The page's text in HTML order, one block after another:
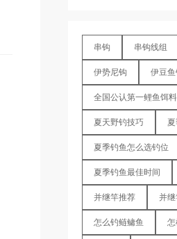
串钩 串钩线组
伊势尼钩 伊豆鱼
全国公认第一鲤鱼饵料
夏天野钓技巧
夏季钓鱼怎么选钓位
夏季钓鱼最佳时间
并继竿推荐 并
怎么钓鲢鳙鱼 怎